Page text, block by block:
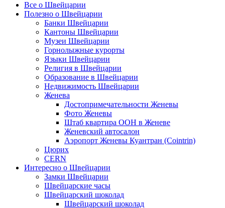
Все о Швейцарии
Полезно о Швейцарии
Банки Швейцарии
Кантоны Швейцарии
Музеи Швейцарии
Горнолыжные курорты
Языки Швейцарии
Религия в Швейцарии
Образование в Швейцарии
Недвижимость Швейцарии
Женева
Достопримечательности Женевы
Фото Женевы
Штаб квартира ООН в Женеве
Женевский автосалон
Аэропорт Женевы Куантран (Cointrin)
Цюрих
CERN
Интересно о Швейцарии
Замки Швейцарии
Швейцарские часы
Швейцарский шоколад
Швейцарский шоколад